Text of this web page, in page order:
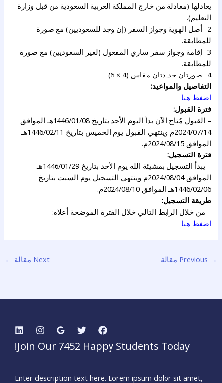
يعادلها (معادلة من خارج المملكة العربية السعودية من قبل وزارة
التعليم).
2- أصل الهوية وجواز السفر (إن وجد للسعوديين) مع صورة
للمطابقة.
3- إقامة وجواز سفر ساري المفعول (لغير السعوديين) مع صورة
للمطابقة.
4- صورتان جديدتان مقاس (4 × 6).
التفاصيل والمواعيد:
اضغط هنا
فترة القبول:
– القبول مُتاح الآن بدأ اليوم الأحد بتاريخ 1446/01/08هـ الموافق
2024/07/14م وينتهي القبول يوم الخميس بتاريخ 1446/02/11هـ
الموافق 2024/08/15م.
فترة التسجيل:
– يبدأ التسجيل بمشيئة الله يوم الأحد بتاريخ 1446/01/29هـ
الموافق 2024/08/04م وينتهي التسجيل يوم السبت بتاريخ
1446/02/06هـ الموافق 2024/08/10م.
طريقة التسجيل:
– من خلال الرابط التالي خلال الفترة الموضحة أعلاه:
اضغط هنا
→ Next مقالة ←
Join Our 7452 Happy Students​ Today!
Enter description text here. Lorem ipsum dolor sit amet,